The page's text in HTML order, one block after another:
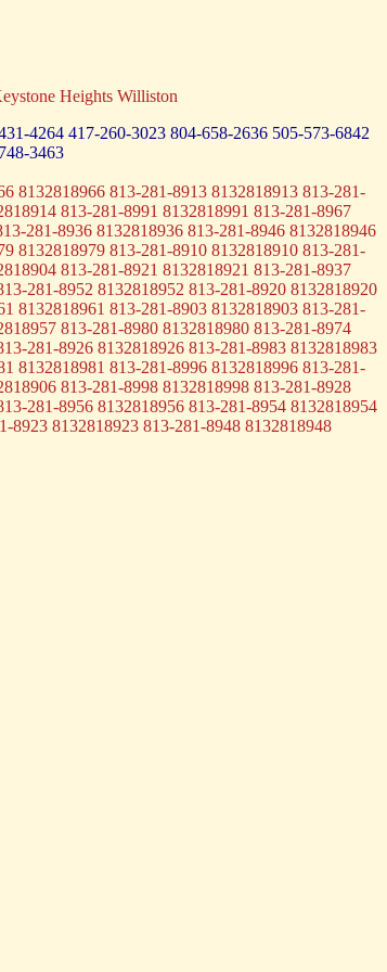
Heights Williston
4264 417-260-3023 804-658-2636 505-573-6842
3463
8132818966 813-281-8913 8132818913 813-281-
813-281-8991 8132818991 813-281-8967
281-8936 8132818936 813-281-8946 8132818946
8132818979 813-281-8910 8132818910 813-281-
813-281-8921 8132818921 813-281-8937
281-8952 8132818952 813-281-8920 8132818920
8132818961 813-281-8903 8132818903 813-281-
813-281-8980 8132818980 813-281-8974
281-8926 8132818926 813-281-8983 8132818983
8132818981 813-281-8996 8132818996 813-281-
813-281-8998 8132818998 813-281-8928
281-8956 8132818956 813-281-8954 8132818954
8923 8132818923 813-281-8948 8132818948